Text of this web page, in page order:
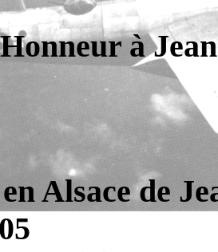
Honneur à
Alsace de